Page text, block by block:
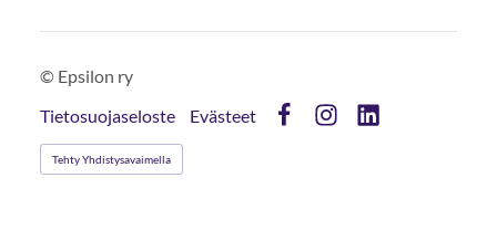
© Epsilon ry
Tietosuojaseloste
Evästeet
Tehty Yhdistysavaimella